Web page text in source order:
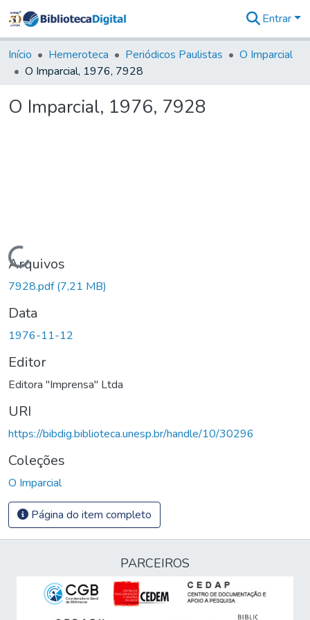
&
Coleções
Tudo na
Digital
Entrar
Início Hemeroteca Periódicos Paulistas
O Imparcial
O Imparcial, 1976, 7928
O Imparcial, 1976, 7928
Carregando...
Arquivos
7928.pdf(7,21 MB)
Data
1976-11-12
Editor
Editora "Imprensa" Ltda
URI
https://bibdig.biblioteca.unesp.br/handle/10/30296
Coleções
O Imparcial
Página do item completo
PARCEIROS